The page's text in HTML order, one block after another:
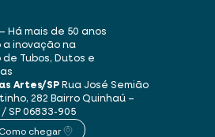
Há mais de 50 anos
a inovação na
Tubos, Dutos e
Artes/SPRua José Semião
282 Bairro Quinhaú –
SP06833-905
Como chegar